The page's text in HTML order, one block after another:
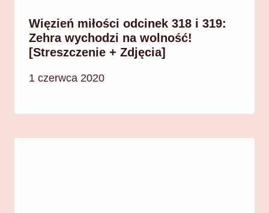
Więzień miłości odcinek 318 i 319:
Zehra wychodzi na wolność!
[Streszczenie + Zdjęcia]
1 czerwca 2020